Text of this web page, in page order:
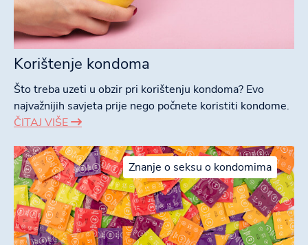
Korištenje kondoma
Što treba uzeti u obzir pri korištenju kondoma? Evo
najvažnijih savjeta prije nego počnete koristiti kondome.
ČITAJ VIŠE
Znanje o seksu o kondomima